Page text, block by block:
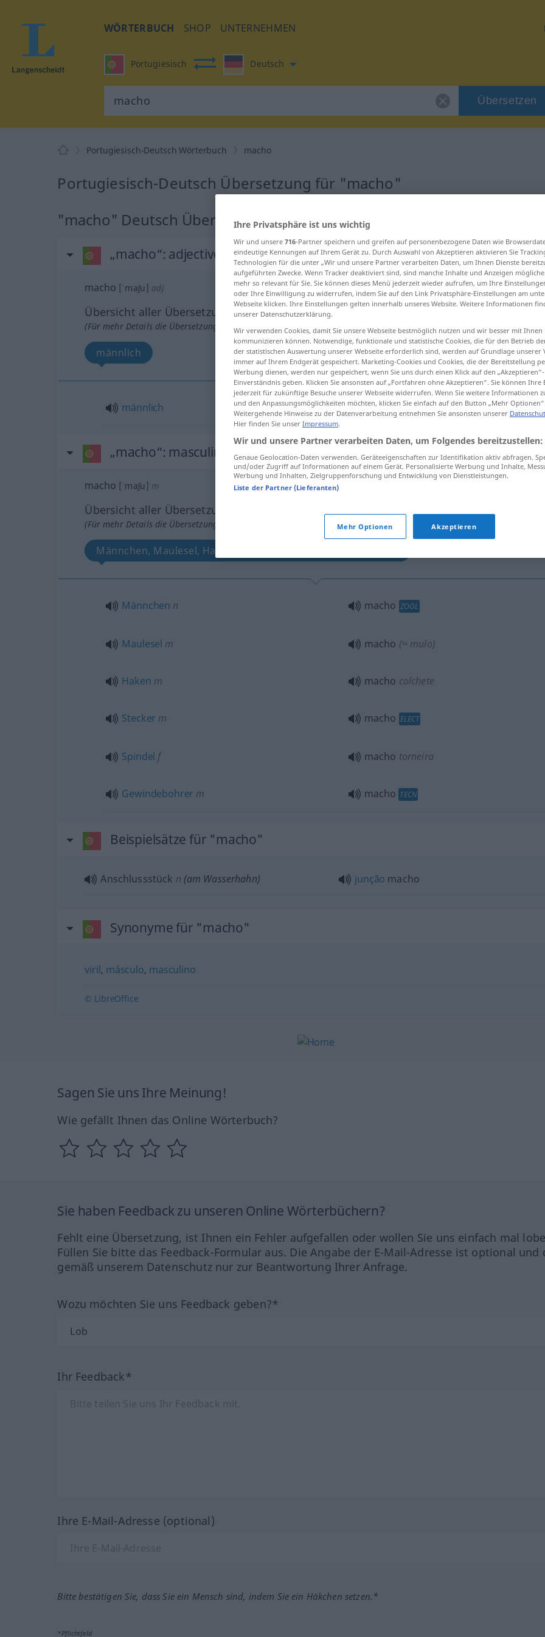
WÖRTERBUCH SHOP UNTERNEHMEN
Portugiesisch Deutsch
Übersetzen
Portugiesisch-Deutsch Wörterbuch macho
Portugiesisch-Deutsch Übersetzung für "macho"
"macho" Deutsch Übersetzung
„macho“: adjectivo
macho [ˈmaʃu] adj
Übersicht aller Übersetzungen
(Für mehr Details die Übersetzung anklicken/antippen)
männlich
männlich macho
„macho“: masculino
macho [ˈmaʃu] m
Übersicht aller Übersetzungen
(Für mehr Details die Übersetzung anklicken/antippen)
Männchen, Maulesel, Haken, Stecker, Spindel, Gewindebohrer
Männchen n macho ZOOL
Maulesel m macho (≈ mulo)
Haken m macho colchete
Stecker m macho ELECT
Spindel f macho torneira
Gewindebohrer m macho TECN
Beispielsätze für "macho"
Anschlussstück n (am Wasserhahn) junção macho
Synonyme für "macho"
viril, másculo, masculino
© LibreOffice
Sagen Sie uns Ihre Meinung!
Wie gefällt Ihnen das Online Wörterbuch?
Sie haben Feedback zu unseren Online Wörterbüchern?
Fehlt eine Übersetzung, ist Ihnen ein Fehler aufgefallen oder wollen Sie uns einfach mal
Füllen Sie bitte das Feedback-Formular aus. Die Angabe der E-Mail-Adresse ist optional und
gemäß unserem Datenschutz nur zur Beantwortung Ihrer Anfrage.
Wozu möchten Sie uns Feedback geben?*
Ihr Feedback*
Ihre E-Mail-Adresse (optional)
Bitte bestätigen Sie, dass Sie ein Mensch sind, indem Sie ein Häkchen setzen.*
*Pflichtfeld
Ihre Privatsphäre ist uns wichtig
Wir und unsere 716-Partner speichern und greifen auf personenbezogene Daten wie
eindeutige Kennungen auf Ihrem Gerät zu. Durch Auswahl von Akzeptieren aktivieren Sie
Technologien für die unter „Wir und unsere Partner verarbeiten Daten, um Ihnen Dienste
aufgeführten Zwecke. Wenn Tracker deaktiviert sind, sind manche Inhalte und Anzeigen
mehr so relevant für Sie. Sie können dieses Menü jederzeit wieder aufrufen, um Ihre
oder Ihre Einwilligung zu widerrufen, indem Sie auf den Link Privatsphäre-Einstellungen am
Webseite klicken. Ihre Einstellungen gelten innerhalb unseres Website. Weitere Informationen
unserer Datenschutzerklärung.
Wir verwenden Cookies, damit Sie unsere Webseite bestmöglich nutzen und wir besser mit Ihnen
kommunizieren können. Notwendige, funktionale und statistische Cookies, die für den Betrieb
der statistischen Auswertung unserer Webseite erforderlich sind, werden auf Grundlage unserer
immer auf Ihrem Endgerät gespeichert. Marketing-Cookies und Cookies, die der Bereitstellung
Werbung dienen, werden nur gespeichert, wenn Sie uns durch einen Klick auf den
Einverständnis geben. Klicken Sie ansonsten auf „Fortfahren ohne Akzeptieren“. Sie können Ihre
jederzeit für zukünftige Besuche unserer Webseite widerrufen. Wenn Sie weitere Informationen
und den Anpassungsmöglichkeiten möchten, klicken Sie einfach auf den Button „Mehr Optionen“.
Weitergehende Hinweise zu der Datenverarbeitung entnehmen Sie ansonsten unserer
Hier finden Sie unser Impressum.
Wir und unsere Partner verarbeiten Daten, um Folgendes bereitzustellen:
Genaue Geolocation-Daten verwenden. Geräteeigenschaften zur Identifikation aktiv abfragen.
und/oder Zugriff auf Informationen auf einem Gerät. Personalisierte Werbung und Inhalte,
Werbung und Inhalten, Zielgruppenforschung und Entwicklung von Dienstleistungen.
Liste der Partner (Lieferanten)
Mehr Optionen Akzeptieren